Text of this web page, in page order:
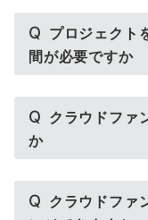
Q プロジェクト
間が必要ですか
Q クラウドファ
か
Q クラウドファ